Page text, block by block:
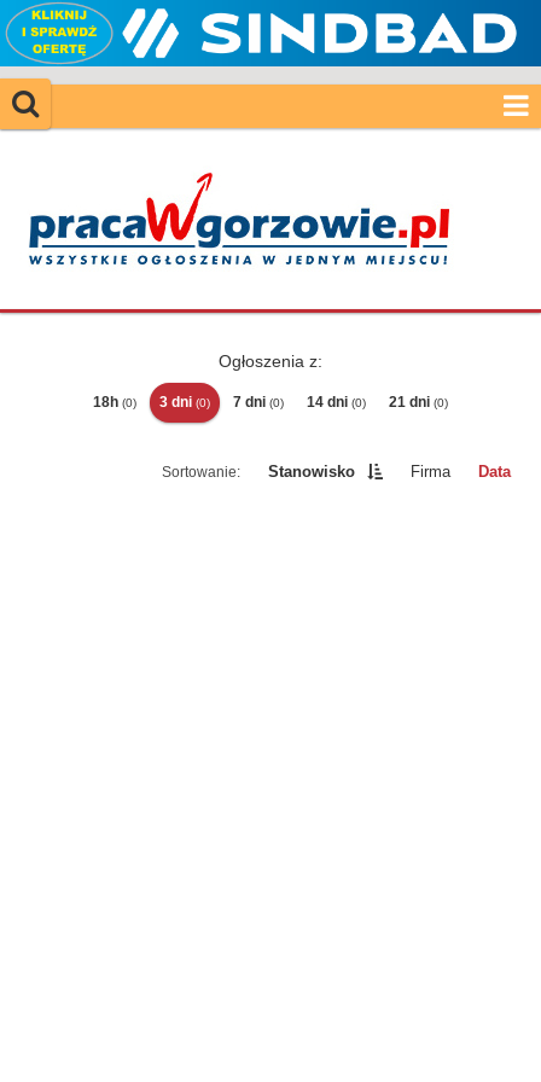
Ogłoszenia z:
18h (0) 3 dni (0) 7 dni (0) 14 dni (0) 21 dni (0)
Stanowisko Firma Data